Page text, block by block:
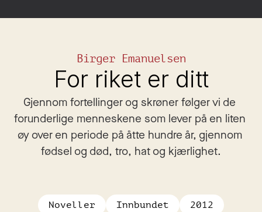
Birger Emanuelsen
For riket er ditt
Gjennom fortellinger og skrøner følger vi de
forunderlige menneskene som lever på en liten
øy over en periode på åtte hundre år, gjennom
fødsel og død, tro, hat og kjærlighet.
Noveller Innbundet
2012